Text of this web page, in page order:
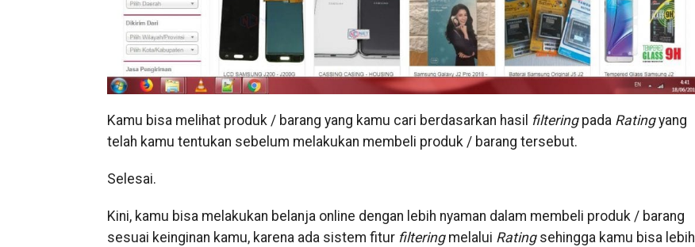
Kamu bisa melihat produk / barang yang kamu cari berdasarkan hasil filteringpada Ratingyang
telah kamu tentukan sebelum melakukan membeli produk / barang tersebut.
Selesai.
Kini, kamu bisa melakukan belanja online dengan lebih nyaman dalam membeli produk / barang
sesuai keinginan kamu, karena ada sistem fitur filteringmelalui Rating sehingga kamu bisa lebih